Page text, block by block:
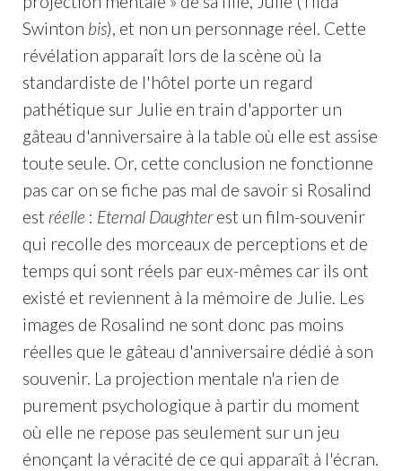
Swinton bis), et non un personnage réel. Cette
révélation apparaît lors de la scène où la
standardiste de l'hôtel porte un regard
pathétique sur Julie en train d'apporter un
gâteau d'anniversaire à la table où elle est assise
toute seule. Or, cette conclusion ne fonctionne
pas car on se fiche pas mal de savoir si Rosalind
est réelle : Eternal Daughterest un film-souvenir
qui recolle des morceaux de perceptions et de
temps qui sont réels par eux-mêmes car ils ont
existé et reviennent à la mémoire de Julie. Les
images de Rosalind ne sont donc pas moins
réelles que le gâteau d'anniversaire dédié à son
souvenir. La projection mentale n'a rien de
purement psychologique à partir du moment
où elle ne repose pas seulement sur un jeu
énonçant la véracité de ce qui apparaît à l'écran.